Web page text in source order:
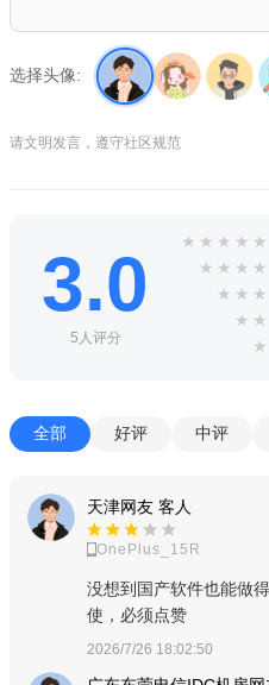
欧易app如何修改手机号
1、打开欧易APP登录账户
选择头像:
请文明发言，遵守社区规范
3.0
5人评分
★ ★ ★ ★ ★
★ ★ ★ ★
★ ★ ★
★ ★
★
全部 好评 中评
天津网友 客人
OnePlus_15R
没想到国产软件也能做
使，必须点赞
2026/7/26 18:02:50